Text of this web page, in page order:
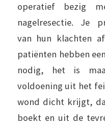
operatief bezig
nagelresectie. Je
van hun klachten
patiënten hebben
nodig, het is
voldoening uit het
wond dicht krijgt,
boekt en uit de